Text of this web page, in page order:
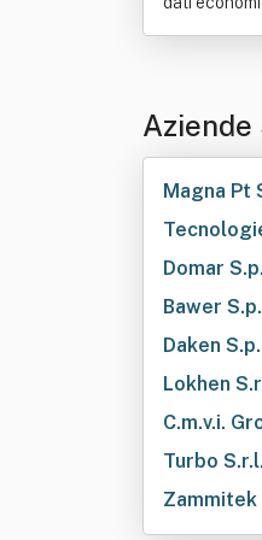
Aziende
Magna Pt
Domar
Bawer
Daken
Lokhen
C.m.v.i.
Turbo S.r.l.
Zammitek